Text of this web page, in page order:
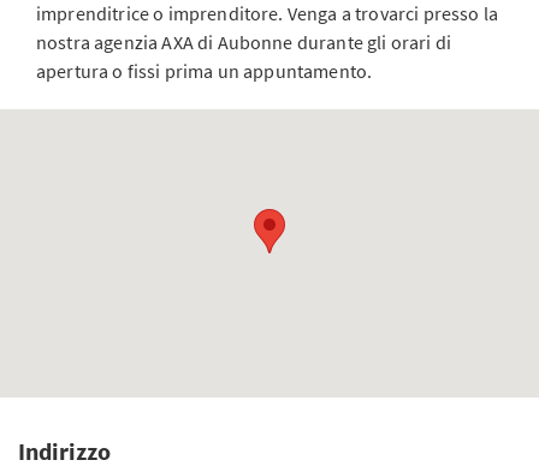
imprenditrice o imprenditore. Venga a trovarci presso la
nostra agenzia AXA di Aubonne durante gli orari di
apertura o fissi prima un appuntamento.
Indirizzo